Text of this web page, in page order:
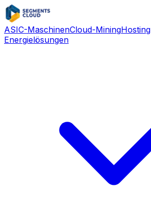
ASIC-MaschinenCloud-MiningHosting
Energielösungen